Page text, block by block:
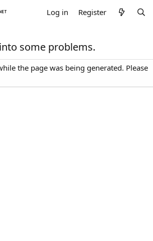
Log in Register
some problems.
the page was being generated. Please